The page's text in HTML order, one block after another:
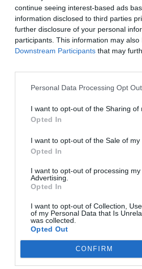
continue seeing interest-based ads
information disclosed to third parties
further disclosure of your personal
participants. This information may
Downstream Participants that may
Personal Data Processing Opt
I want to opt-out of the Sharing of
Opted In
I want to opt-out of the Sale of
Opted In
I want to opt-out of processing
Advertising.
Opted In
I want to opt-out of Collection,
of my Personal Data that Is
was collected.
Opted Out
CONFIRM